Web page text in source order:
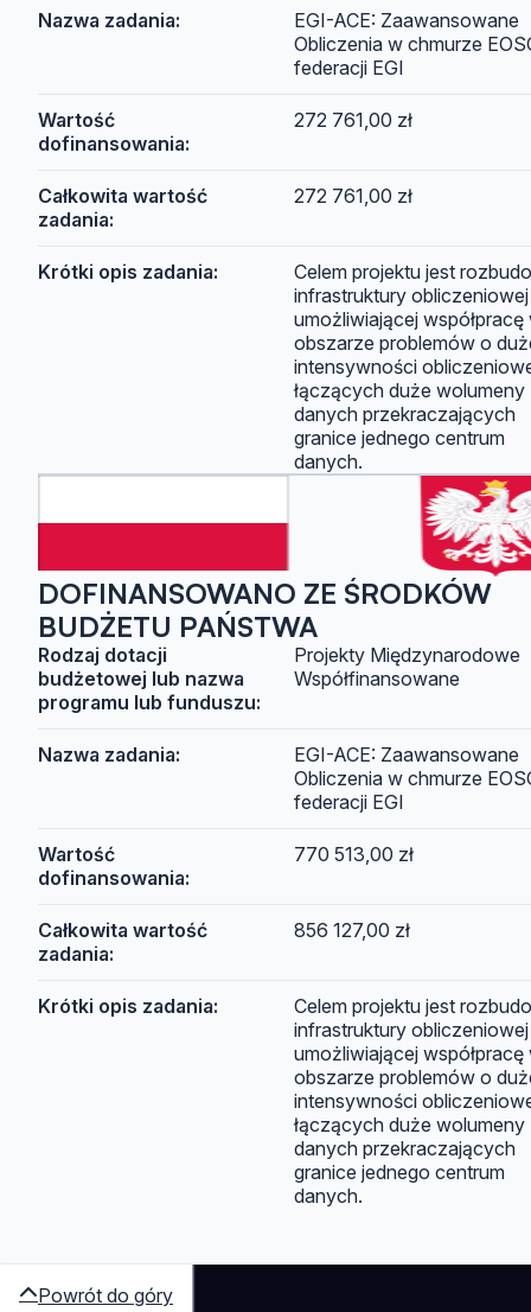
Nazwa zadania:
EGI-ACE: Zaawansowane
Obliczenia w chmurze
federacji EGI
Wartość
dofinansowania:
272 761,00 zł
Całkowita wartość
zadania:
272 761,00 zł
Krótki opis zadania:
Celem projektu jest
infrastruktury obliczeniowej
umożliwiającej współpracę
obszarze problemów o
intensywności
łączących duże wolumeny
danych przekraczających
granice jednego centrum
danych.
DOFINANSOWANO ZE ŚRODKÓW
BUDŻETU PAŃSTWA
Rodzaj dotacji
budżetowej lub nazwa
programu lub funduszu:
Projekty Międzynarodowe
Współfinansowane
Nazwa zadania:
EGI-ACE: Zaawansowane
Obliczenia w chmurze
federacji EGI
Wartość
dofinansowania:
770 513,00 zł
Całkowita wartość
zadania:
856 127,00 zł
Krótki opis zadania:
Celem projektu jest
infrastruktury obliczeniowej
umożliwiającej współpracę
obszarze problemów o
intensywności
łączących duże wolumeny
danych przekraczających
granice jednego centrum
danych.
Powrót do góry